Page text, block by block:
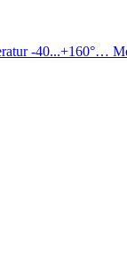
-40...+160°…